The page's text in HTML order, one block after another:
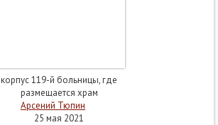
корпус 119-й больницы, где
размещается храм
Арсений Тюпин
25 мая 2021